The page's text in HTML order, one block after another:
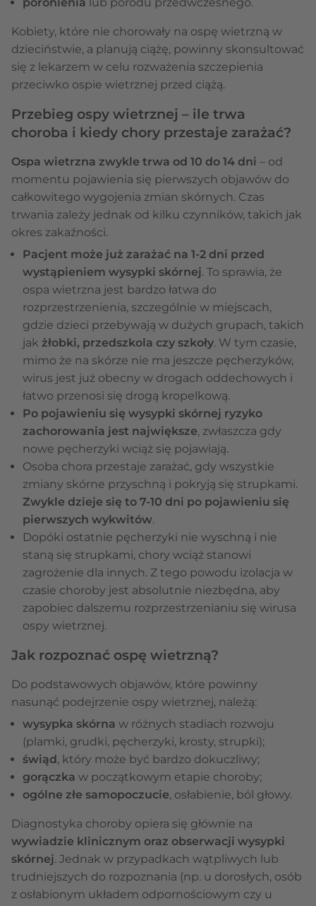
Kobiety, które nie chorowały na ospę wietrzną w
dzieciństwie, a planują ciążę, powinny skonsultować
się z lekarzem w celu rozważenia szczepienia
przeciwko ospie wietrznej przed ciążą.
Przebieg ospy wietrznej – ile trwa
choroba i kiedy chory przestaje zarażać?
Ospa wietrzna zwykle trwa od 10 do 14 dni – od
momentu pojawienia się pierwszych objawów do
całkowitego wygojenia zmian skórnych. Czas
trwania zależy jednak od kilku czynników, takich jak
okres zakaźności.
Pacjent może już zarażać na 1-2 dni przed
wystąpieniem wysypki skórnej. To sprawia, że
ospa wietrzna jest bardzo łatwa do
rozprzestrzenienia, szczególnie w miejscach,
gdzie dzieci przebywają w dużych grupach, takich
jak żłobki, przedszkola czy szkoły. W tym czasie,
mimo że na skórze nie ma jeszcze pęcherzyków,
wirus jest już obecny w drogach oddechowych i
łatwo przenosi się drogą kropelkową.
Po pojawieniu się wysypki skórnej ryzyko
zachorowania jest największe, zwłaszcza gdy
nowe pęcherzyki wciąż się pojawiają.
Osoba chora przestaje zarażać, gdy wszystkie
zmiany skórne przyschną i pokryją się strupkami.
Zwykle dzieje się to 7-10 dni po pojawieniu się
pierwszych wykwitów.
Dopóki ostatnie pęcherzyki nie wyschną i nie
staną się strupkami, chory wciąż stanowi
zagrożenie dla innych. Z tego powodu izolacja w
czasie choroby jest absolutnie niezbędna, aby
zapobiec dalszemu rozprzestrzenianiu się wirusa
ospy wietrznej.
Jak rozpoznać ospę wietrzną?
Do podstawowych objawów, które powinny
nasunąć podejrzenie ospy wietrznej, należą:
wysypka skórna w różnych stadiach rozwoju
(plamki, grudki, pęcherzyki, krosty, strupki);
świąd, który może być bardzo dokuczliwy;
gorączka w początkowym etapie choroby;
ogólne złe samopoczucie, osłabienie, ból głowy.
Diagnostyka choroby opiera się głównie na
wywiadzie klinicznym oraz obserwacji wysypki
skórnej. Jednak w przypadkach wątpliwych lub
trudniejszych do rozpoznania (np. u dorosłych, osób
z osłabionym układem odpornościowym czy u